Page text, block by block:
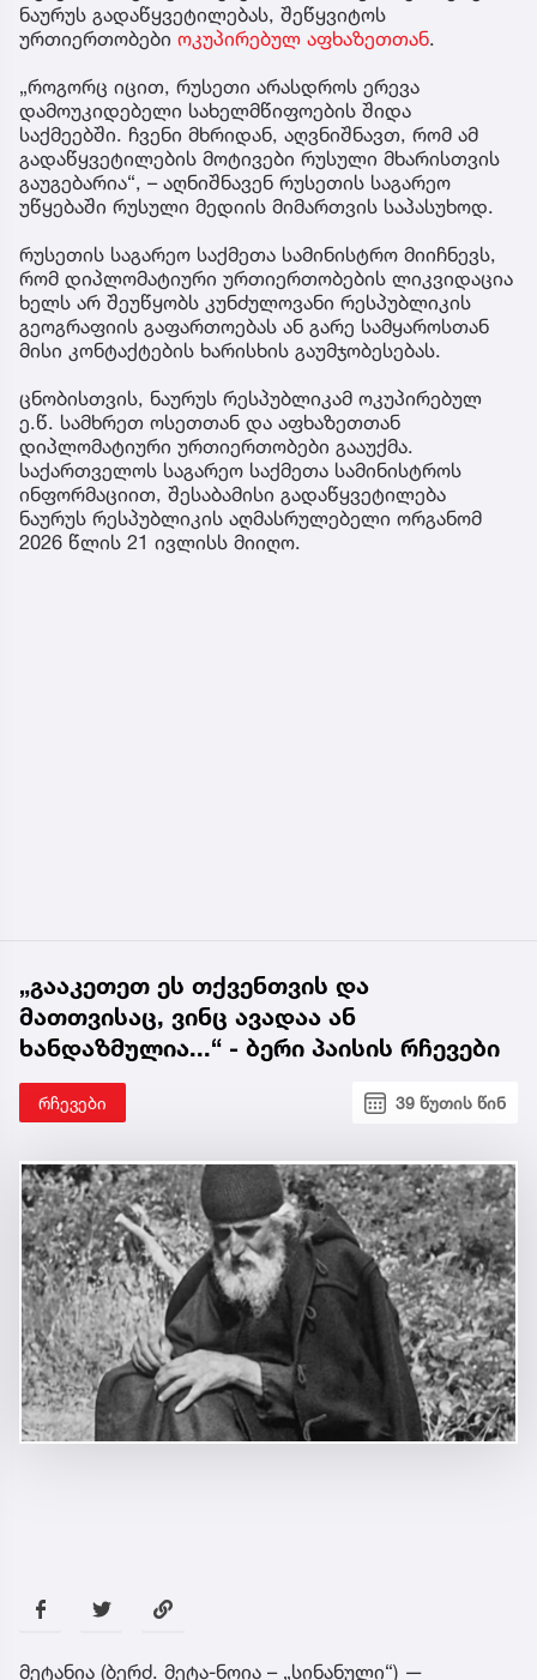
ნაურუს გადაწყვეტილებას, შეწყვიტოს
ურთიერთობები ოკუპირებულ აფხაზეთთან.
„როგორც იცით, რუსეთი არასდროს ერევა
დამოუკიდებელი სახელმწიფოების შიდა
საქმეებში. ჩვენი მხრიდან, აღვნიშნავთ, რომ ამ
გადაწყვეტილების მოტივები რუსული მხარისთვის
გაუგებარია“, – აღნიშნავენ რუსეთის საგარეო
უწყებაში რუსული მედიის მიმართვის საპასუხოდ.
რუსეთის საგარეო საქმეთა სამინისტრო მიიჩნევს,
რომ დიპლომატიური ურთიერთობების ლიკვიდაცია
ხელს არ შეუწყობს კუნძულოვანი რესპუბლიკის
გეოგრაფიის გაფართოებას ან გარე სამყაროსთან
მისი კონტაქტების ხარისხის გაუმჯობესებას.
ცნობისთვის, ნაურუს რესპუბლიკამ ოკუპირებულ
ე.წ. სამხრეთ ოსეთთან და აფხაზეთთან
დიპლომატიური ურთიერთობები გააუქმა.
საქართველოს საგარეო საქმეთა სამინისტროს
ინფორმაციით, შესაბამისი გადაწყვეტილება
ნაურუს რესპუბლიკის აღმასრულებელი ორგანომ
2026 წლის 21 ივლისს მიიღო.
„გააკეთეთ ეს თქვენთვის და
მათთვისაც, ვინც ავადაა ან
ხანდაზმულია...“ - ბერი პაისის რჩევები
რჩევები 39 წუთის წინ
მეტანია (ბერძ. მეტა-ნოია – „სინანული“) —